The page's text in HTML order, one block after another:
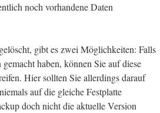
noch vorhandene Daten
gibt es zwei Möglichkeiten: Falls
haben, können Sie auf diese
Hier sollten Sie allerdings darauf
auf die gleiche Festplatte
doch nicht die aktuelle Version